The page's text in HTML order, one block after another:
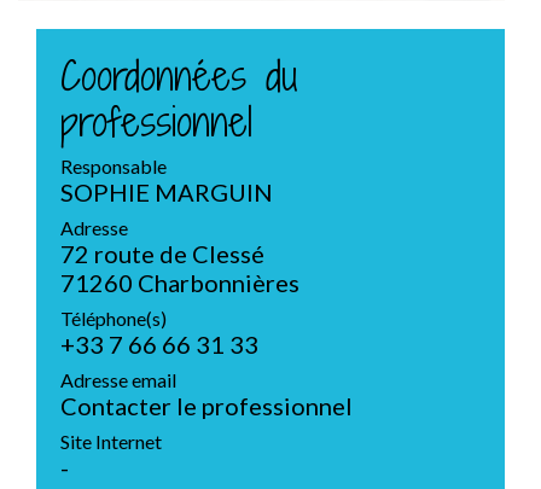
Coordonnées du
professionnel
Responsable
SOPHIE MARGUIN
Adresse
72 route de Clessé
71260 Charbonnières
Téléphone(s)
+33 7 66 66 31 33
Adresse email
Contacter le professionnel
Site Internet
-